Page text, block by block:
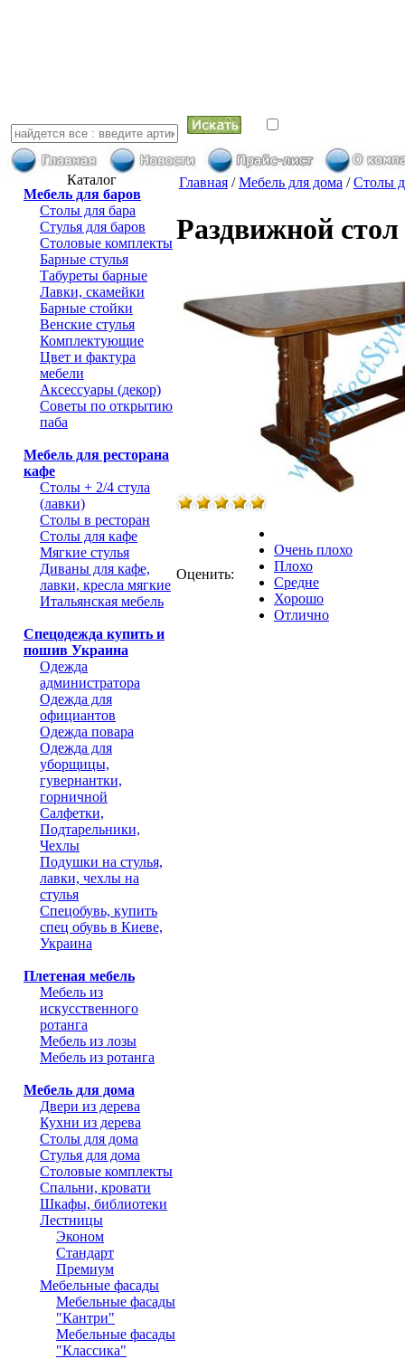
Каталог
Мебель для баров
Столы для бара
Стулья для баров
Столовые комплекты
Барные стулья
Табуреты барные
Лавки, скамейки
Барные стойки
Венские стулья
Комплектующие
Цвет и фактура
мебели
Аксессуары (декор)
Советы по открытию
паба
Мебель для ресторана
кафе
Столы + 2/4 стула
(лавки)
Столы в ресторан
Столы для кафе
Мягкие стулья
Диваны для кафе,
лавки, кресла мягкие
Итальянская мебель
Спецодежда купить и
пошив Украина
Одежда
администратора
Одежда для
официантов
Одежда повара
Одежда для
уборщицы,
гувернантки,
горничной
Салфетки,
Подтарельники,
Чехлы
Подушки на стулья,
лавки, чехлы на
стулья
Спецобувь, купить
спец обувь в Киеве,
Украина
Плетеная мебель
Мебель из
искусственного
ротанга
Мебель из лозы
Мебель из ротанга
Мебель для дома
Двери из дерева
Кухни из дерева
Столы для дома
Стулья для дома
Столовые комплекты
Спальни, кровати
Шкафы, библиотеки
Лестницы
Эконом
Стандарт
Премиум
Мебельные фасады
Мебельные фасады
"Кантри"
Мебельные фасады
"Классика"
Главная /Мебель для дома /Столы
Раздвижной
Оценить:
Очень плохо
Плохо
Средне
Хорошо
Отлично